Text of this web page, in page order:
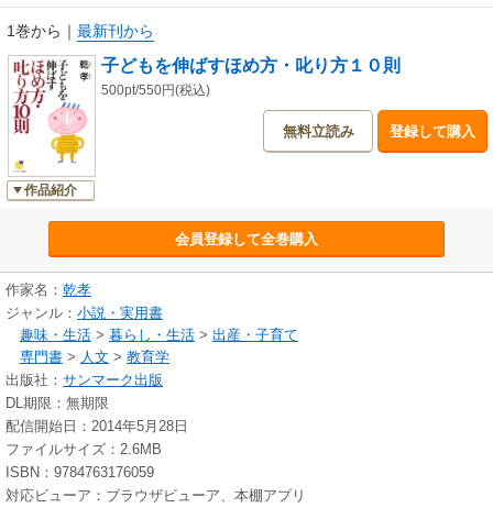
1巻から ｜ 最新刊から
作品紹介
子どもを伸ばすほめ方・叱り方１０則
500pt/550円(税込)
無料立読み 登録して購入
会員登録して全巻購入
作家名： 乾孝
ジャンル： 小説・実用書
趣味・生活 > 暮らし・生活 > 出産・子育て
専門書 > 人文 > 教育学
出版社： サンマーク出版
DL期限：無期限
配信開始日：2014年5月28日
ファイルサイズ：2.6MB
ISBN：9784763176059
対応ビューア：ブラウザビューア、本棚アプリ